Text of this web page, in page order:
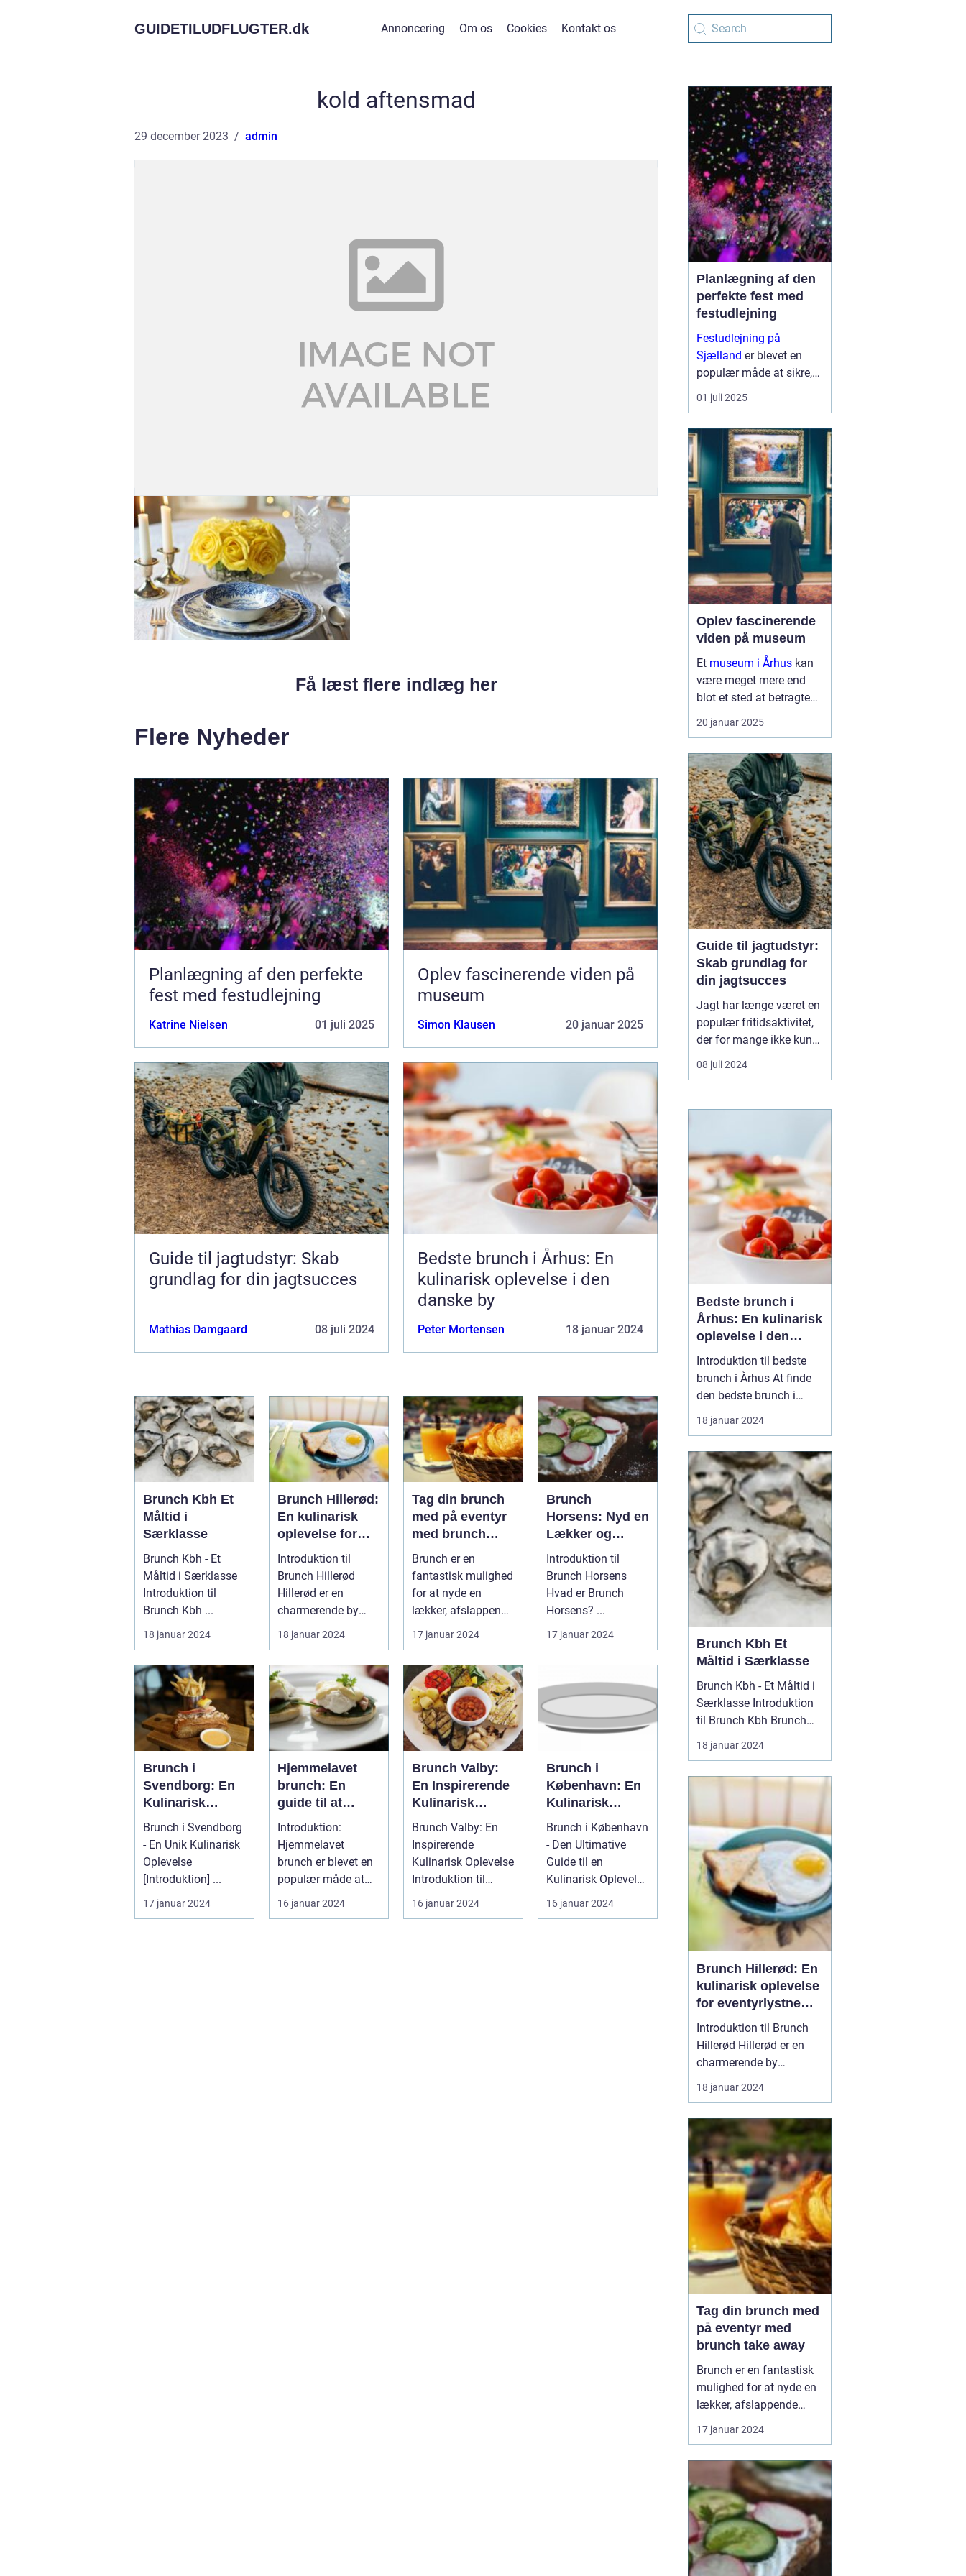
GUIDETILUDFLUGTER.dk Annoncering Om os Cookies Kontakt os
kold aftensmad
29 december 2023 admin
Få læst flere indlæg her
Flere Nyheder
Planlægning af den perfekte
fest med festudlejning
Katrine Nielsen 01 juli 2025
Oplev fascinerende viden på
museum
Simon Klausen 20 januar 2025
Guide til jagtudstyr: Skab
grundlag for din jagtsucces
Mathias Damgaard 08 juli 2024
Bedste brunch i Århus: En
kulinarisk oplevelse i den
danske by
Peter Mortensen 18 januar 2024
Brunch Kbh Et
Måltid i
Særklasse
Brunch Kbh - Et
Måltid i Særklasse
Introduktion til
Brunch Kbh ...
18 januar 2024
Brunch Hillerød:
En kulinarisk
oplevelse for
eventyrlystne
rejsende og
backpackere
Introduktion til
Brunch Hillerød
Hillerød er en
charmerende by
beliggende i
Nordsjælland,
Danmark. D...
18 januar 2024
Tag din brunch
med på eventyr
med brunch
take away
Brunch er en
fantastisk mulighed
for at nyde en
lækker, afslappende
måltid med venner
eller familie....
17 januar 2024
Brunch
Horsens: Nyd en
Lækker og
Afslappende
Morgenmad i
Byen
Introduktion til
Brunch Horsens
Hvad er Brunch
Horsens? ...
17 januar 2024
Brunch i
Svendborg: En
Kulinarisk
Oplevelse for
Eventyrrejsende
og Backpackere
Brunch i Svendborg
- En Unik Kulinarisk
Oplevelse
[Introduktion] ...
17 januar 2024
Hjemmelavet
brunch: En
guide til at
imponere dine
eventyrrejsende
og backpacker-
venner med en
lækker og
historisk
inspireret måltid
Introduktion:
Hjemmelavet
brunch er blevet en
populær måde at
samle venner og
familie til en
16 januar 2024
Brunch Valby:
En Inspirerende
Kulinarisk
Oplevelse for
Eventyrrejsende
og Backpackere
Brunch Valby: En
Inspirerende
Kulinarisk Oplevelse
Introduktion til
16 januar 2024
Brunch i
København: En
Kulinarisk
Oplevelse for
Eventyrrejsende
og Backpackere
Brunch i København
- Den Ultimative
Guide til en
Kulinarisk Oplevelse
Introduktion til
Brunch i Kø...
16 januar 2024
Planlægning af den
perfekte fest med
festudlejning
Festudlejning på
Sjælland er blevet en
populær måde at sikre,
at ethvert arrangement
får en ekstra dimension
børnef&osla...
01 juli 2025
Oplev fascinerende
viden på museum
Et museum i Århus kan
være meget mere end
blot et sted at betragte
malerier og udstillinger.
Det er en rejse gennem
nysgerrige sind til at ...
20 januar 2025
Guide til jagtudstyr:
Skab grundlag for
din jagtsucces
Jagt har længe været en
populær fritidsaktivitet,
der for mange ikke kun
er en hobby, men en
passion. Det udstyr, man
betyde forskellen mellem
den...
08 juli 2024
Bedste brunch i
Århus: En kulinarisk
oplevelse i den
danske by
Introduktion til bedste
brunch i Århus At finde
den bedste brunch i
Århus kan være en
udfordrende opgave for
eller backpacker. Århus
er kendt for sit
pulserende madscene,
og brunch er ingen
undtagelse. Byen har en
bred vifte af...
18 januar 2024
Brunch Kbh Et
Måltid i Særklasse
Brunch Kbh - Et Måltid i
Særklasse Introduktion
til Brunch Kbh Brunch
Kbh er en kulinar...
18 januar 2024
Brunch Hillerød: En
kulinarisk oplevelse
for eventyrlystne
rejsende og
backpackere
Introduktion til Brunch
Hillerød Hillerød er en
charmerende by
beliggende i
Nordsjælland, Danmark.
rejsemål for
eventyrrejsende og
backpackere, der ønsker
at udforske de historiske
og naturlige skatte i
området. En af de mest
popul...
18 januar 2024
Tag din brunch med
på eventyr med
brunch take away
Brunch er en fantastisk
mulighed for at nyde en
lækker, afslappende
måltid med venner eller
familie. Men hvad gør
farten eller ikke har tid til
at sidde og spise i en
restaurant? Svaret er
enkelt: brunch take
away. Med denne
innova...
17 januar 2024